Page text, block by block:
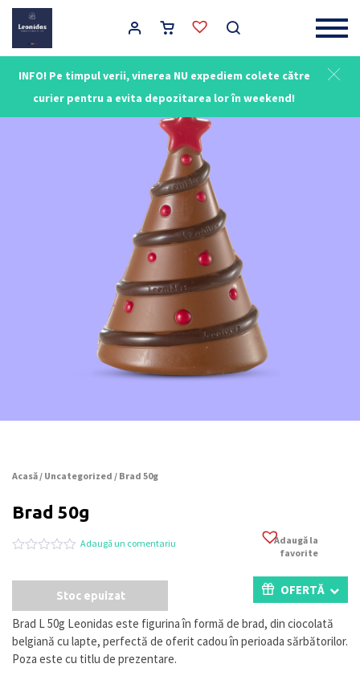
INFO! Pe timpul verii, vinerea NU expediem colete către
curier pentru a evita depozitarea lor în weekend!
Main Navigation
Acasă / Uncategorized / Brad 50g
Brad 50g
5
pe
a
evaluări
Adaugă un comentariu
Adaugă la
favorite
Stoc epuizat OFERTĂ
Brad L 50g Leonidas este figurina în formă de brad, din ciocolată
belgiană cu lapte, perfectă de oferit cadou în perioada sărbătorilor.
Poza este cu titlu de prezentare.